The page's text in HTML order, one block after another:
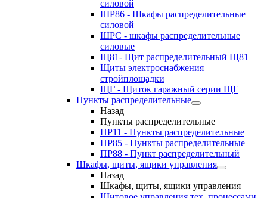
силовой
ШР86 - Шкафы распределительные
силовой
ШРС - шкафы распределительные
силовые
Щ81- Щит распределительный Щ81
Щиты электроснабжения
стройплощадки
ЩГ - Щиток гаражный серии ЩГ
Пункты распределительные
Назад
Пункты распределительные
ПР11 - Пункты распределительные
ПР85 - Пункты распределительные
ПР88 - Пункт распределительный
Шкафы, щиты, ящики управления
Назад
Шкафы, щиты, ящики управления